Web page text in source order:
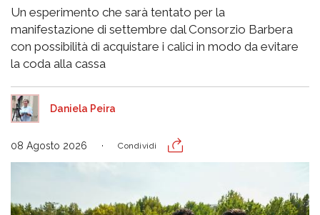
Un esperimento che sarà tentato per la
manifestazione di settembre dal Consorzio Barbera
con possibilità di acquistare i calici in modo da evitare
la coda alla cassa
Daniela Peira
08 Agosto 2026 Condividi